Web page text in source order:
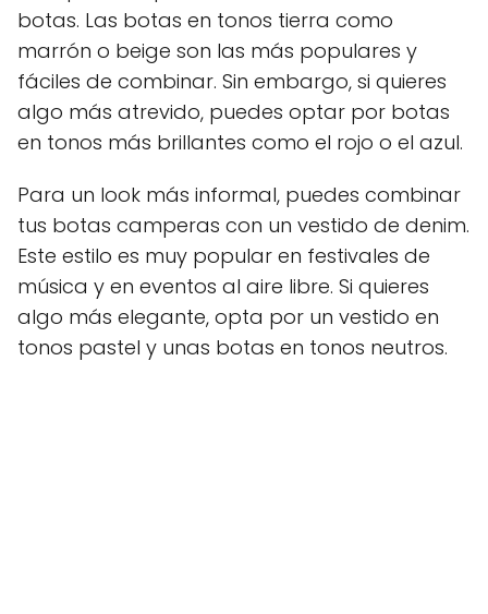
botas. Las botas en tonos tierra como
marrón o beige son las más populares y
fáciles de combinar. Sin embargo, si quieres
algo más atrevido, puedes optar por botas
en tonos más brillantes como el rojo o el azul.
Para un look más informal, puedes combinar
tus botas camperas con un vestido de denim.
Este estilo es muy popular en festivales de
música y en eventos al aire libre. Si quieres
algo más elegante, opta por un vestido en
tonos pastel y unas botas en tonos neutros.